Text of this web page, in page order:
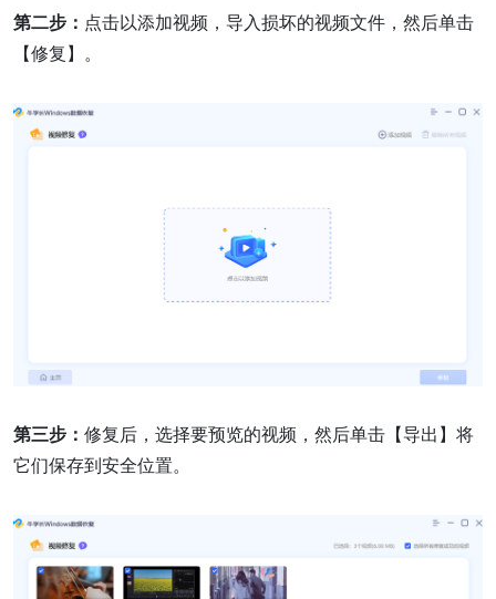
第二步： 点击以添加视频，导入损坏的视频文件，然后单击
【修复】。
第三步： 修复后，选择要预览的视频，然后单击【导出】将
它们保存到安全位置。